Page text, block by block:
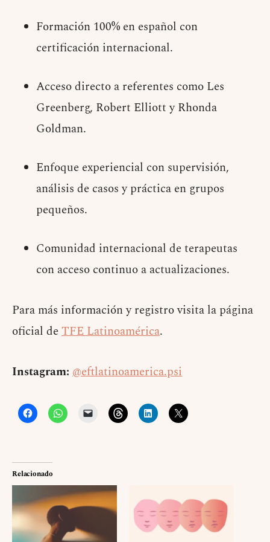
Formación 100% en español con
certificación internacional.
Acceso directo a referentes como Les
Greenberg, Robert Elliott y Rhonda
Goldman.
Enfoque experiencial con supervisión,
análisis de casos y práctica en grupos
pequeños.
Comunidad internacional de terapeutas
con acceso continuo a actualizaciones.
Para más información y registro visita la página
oficial deTFE Latinoamérica.
Instagram: @eftlatinoamerica.psi
Relacionado